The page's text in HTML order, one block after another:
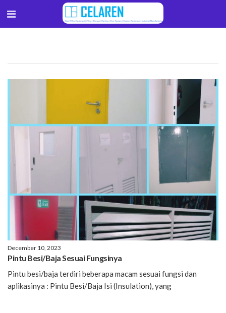
December 10, 2023
Pintu Besi/Baja Sesuai Fungsinya
Pintu besi/baja terdiri beberapa macam sesuai fungsi dan
aplikasinya : Pintu Besi/Baja Isi (Insulation), yang